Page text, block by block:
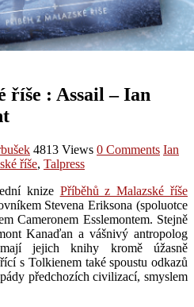
říše : Assail – Ian
4813 Views 0 Comments Ian
říše, Talpress
knize Příběhů z Malazské říše
Stevena Eriksona (spoluotce
Cameronem Esslemontem. Stejně
Kanaďan a vášnivý antropolog
jejich knihy kromě úžasně
s Tolkienem také spoustu odkazů
předchozích civilizací, smyslem